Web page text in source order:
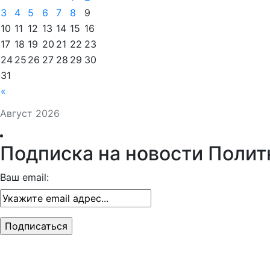
Август 2026
«
3
4 5 6 7 8
9
10 11 12 13 14 15 16
17 18 19 20 21 22 23
24 25 26 27 28 29 30
31
Подписка на новости
Ваш email: